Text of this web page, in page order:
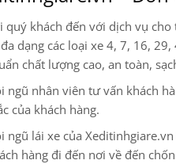
quý khách đến với dịch vụ cho
dạng các loại xe 4, 7, 16, 29,
chất lượng cao, an toàn,
ngũ nhân viên tư vấn khách
của khách hàng.
ngũ lái xe của
hàng đi đến nơi về đến